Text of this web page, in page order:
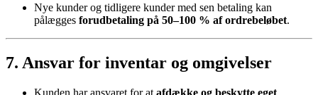
Nye kunder og tidligere kunder med sen betaling kan
pålægges forudbetaling på 50–100 % af ordrebeløbet.
7. Ansvar for inventar og omgivelser
Kunden har ansvaret for at afdække og beskytte eget